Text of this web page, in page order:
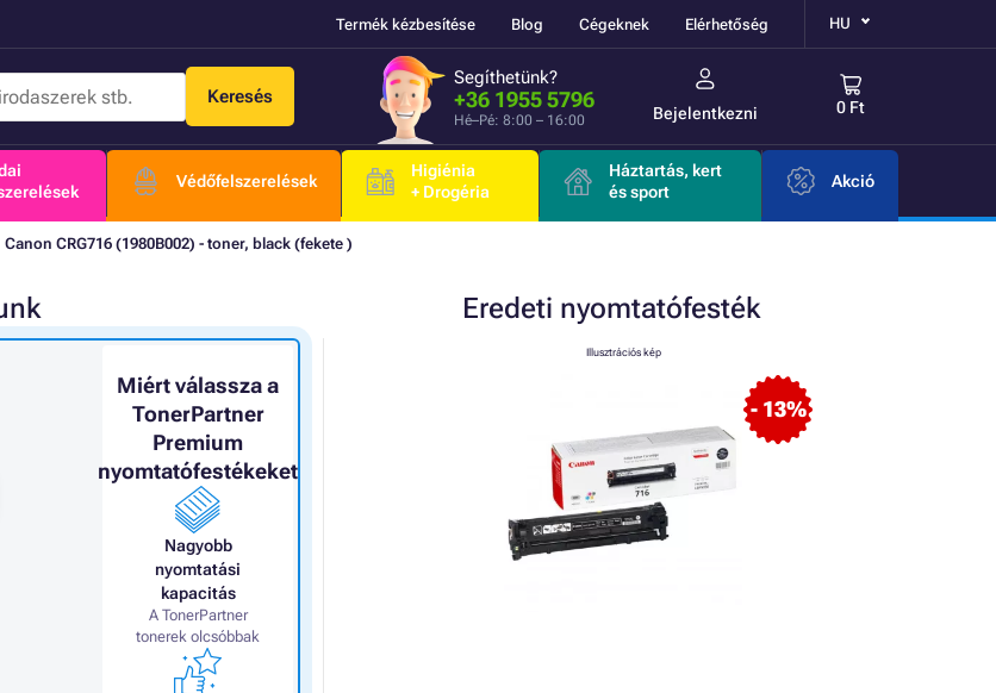
Termék kézbesítése Blog Cégeknek Elérhetőség HU
Keresés
Segíthetünk?
+36 1955 5796
Hé–Pé: 8:00 – 16:00 Bejelentkezni 0 Ft
Védőfelszerelések
Higiénia
+ Drogéria
Háztartás, kert
és sport
Akció
Canon CRG716 (1980B002) - toner, black (fekete )
Eredeti nyomtatófesték
Illusztrációs kép
- 13%
Miért válassza a
TonerPartner
Premium
nyomtatófestékeket
Nagyobb
nyomtatási
kapacitás
A TonerPartner
tonerek olcsóbbak